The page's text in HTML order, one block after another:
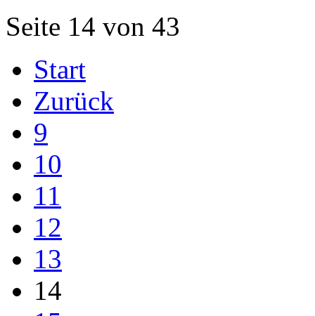
Seite 14 von 43
Start
Zurück
9
10
11
12
13
14